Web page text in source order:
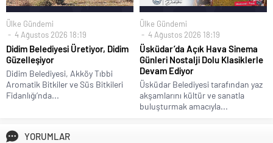
Ülke Gündemi
4 Ağustos 2026 18:19
Didim Belediyesi Üretiyor, Didim
Güzelleşiyor
Didim Belediyesi, Akköy Tıbbi
Aromatik Bitkiler ve Süs Bitkileri
Fidanlığı’nda...
Ülke Gündemi
4 Ağustos 2026 18:19
Üsküdar’da Açık Hava Sinema
Günleri Nostalji Dolu Klasiklerle
Devam Ediyor
Üsküdar Belediyesi tarafından yaz
akşamlarını kültür ve sanatla
buluşturmak amacıyla...
YORUMLAR